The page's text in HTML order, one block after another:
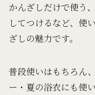
かんざしだけで使う
してつけるなど、使
ざしの魅力です。
普段使いはもちろん
ー・夏の浴衣にも使